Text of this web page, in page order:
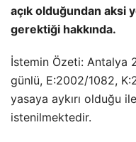
açık olduğundan aksi
gerektiği hakkında.
İstemin Özeti: Antalya
günlü, E:2002/1082,
yasaya aykırı olduğu
istenilmektedir.